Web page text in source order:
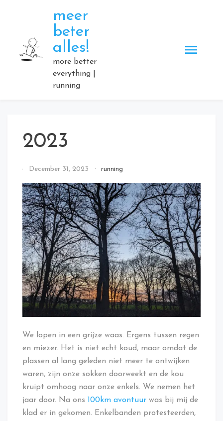
meer
beter
alles!
more better
everything |
running
2023
ByDecember 31, 2023 running
We lopen in een grijze waas. Ergens tussen regen
en miezer. Het is niet echt koud, maar omdat de
plassen al lang geleden niet meer te ontwijken
waren, zijn onze sokken doorweekt en de kou
kruipt omhoog naar onze enkels. We nemen het
jaar door. Na ons 100km avontuur was bij mij de
klad er in gekomen. Enkelbanden protesteerden,